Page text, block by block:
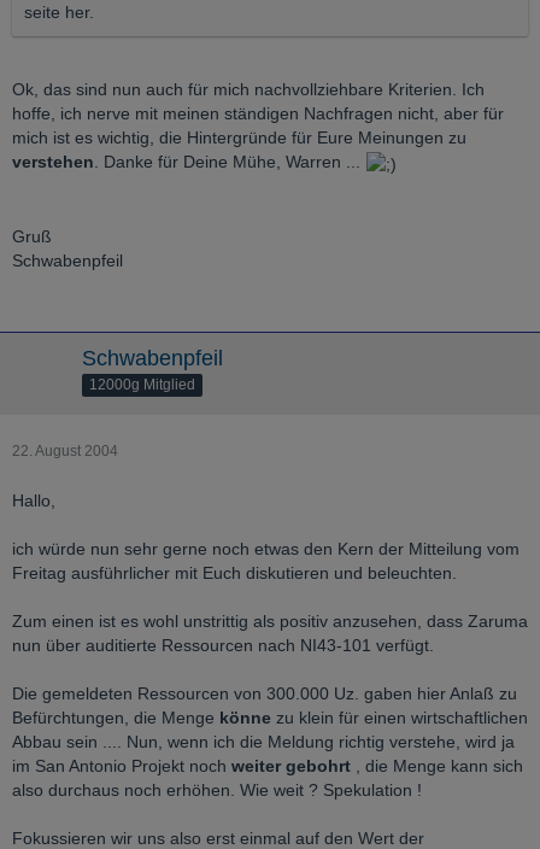
seite her.
Ok, das sind nun auch für mich nachvollziehbare Kriterien. Ich
hoffe, ich nerve mit meinen ständigen Nachfragen nicht, aber für
mich ist es wichtig, die Hintergründe für Eure Meinungen zu
verstehen. Danke für Deine Mühe, Warren ...
Gruß
Schwabenpfeil
Schwabenpfeil
12000g Mitglied
22. August 2004
Hallo,
ich würde nun sehr gerne noch etwas den Kern der Mitteilung vom
Freitag ausführlicher mit Euch diskutieren und beleuchten.
Zum einen ist es wohl unstrittig als positiv anzusehen, dass Zaruma
nun über auditierte Ressourcen nach NI43-101 verfügt.
Die gemeldeten Ressourcen von 300.000 Uz. gaben hier Anlaß zu
Befürchtungen, die Menge könne zu klein für einen wirtschaftlichen
Abbau sein .... Nun, wenn ich die Meldung richtig verstehe, wird ja
im San Antonio Projekt noch weiter gebohrt
, die Menge kann sich
also durchaus noch erhöhen. Wie weit ? Spekulation !
Fokussieren wir uns also erst einmal auf den Wert der